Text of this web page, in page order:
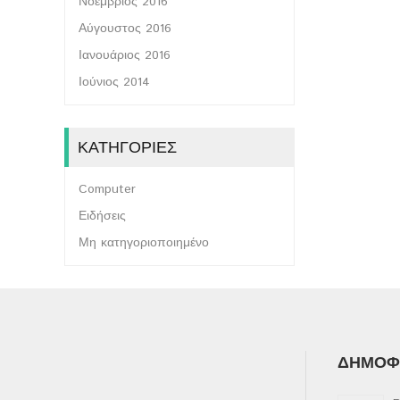
Αύγουστος 2016
Ιανουάριος 2016
Ιούνιος 2014
ΚΑΤΗΓΟΡΊΕΣ
Computer
Ειδήσεις
Μη κατηγοριοποιημένο